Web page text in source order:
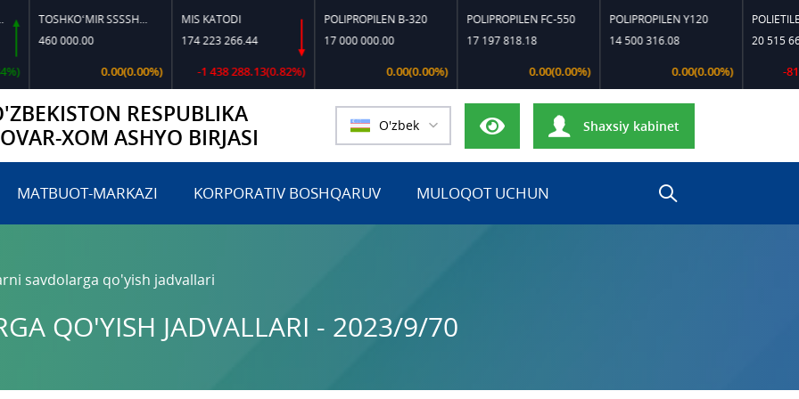
TOSHKO‘MIR SSSSH-13
460 000.00
0.00(0.00%)
MIS KATODI
174 223 266.44
-1 438 288.13(0.82%)
POLIPROPILEN B-320
17 000 000.00
0.00(0.00%)
POLIPROPILEN FC-550
17 197 818.18
0.00(0.00%)
POLIPROPILEN Y120
14 500 316.08
0.00(0.00%)
POLIETILEN
20 515 662.90
-81
RESPUBLIKA
XOM ASHYO BIRJASI
O'zbek Shaxsiy kabinet
MATBUOT-MARKAZI KORPORATIV BOSHQARUV MULOQOT UCHUN
savdolarga qo'yish jadvallari
QO'YISH JADVALLARI - 2023/9/70